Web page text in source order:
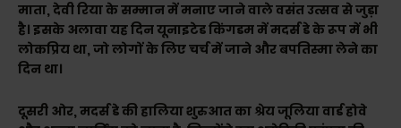
माता, देवी रिया के सम्मान में मनाए जाने वाले वसंत उत्सव से जुड़ा
है। इसके अलावा यह दिन यूनाइटेड किंगडम में मदर्स डे के रूप में भी
लोकप्रिय था, जो लोगों के लिए चर्च में जाने और बपतिस्मा लेने का
दिन था।
दूसरी ओर, मदर्स डे की हालिया शुरुआत का श्रेय जूलिया वार्ड होवे